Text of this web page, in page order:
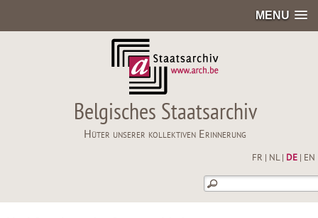
MENU
Belgisches Staatsarchiv
Hüter unserer kollektiven Erinnerung
FR NL| DE| EN